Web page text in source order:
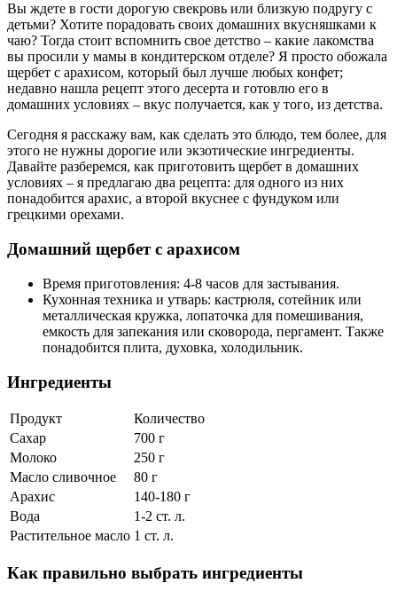
Вы ждете в гости дорогую свекровь или близкую подругу с
детьми? Хотите порадовать своих домашних вкусняшками к
чаю? Тогда стоит вспомнить свое детство – какие лакомства
вы просили у мамы в кондитерском отделе? Я просто обожала
щербет с арахисом, который был лучше любых конфет;
недавно нашла рецепт этого десерта и готовлю его в
домашних условиях – вкус получается, как у того, из детства.
Сегодня я расскажу вам, как сделать это блюдо, тем более, для
этого не нужны дорогие или экзотические ингредиенты.
Давайте разберемся, как приготовить щербет в домашних
условиях – я предлагаю два рецепта: для одного из них
понадобится арахис, а второй вкуснее с фундуком или
грецкими орехами.
Домашний щербет с арахисом
Время приготовления: 4-8 часов для застывания.
Кухонная техника и утварь: кастрюля, сотейник или
металлическая кружка, лопаточка для помешивания,
емкость для запекания или сковорода, пергамент. Также
понадобится плита, духовка, холодильник.
Ингредиенты
Продукт
Количество
Сахар
700 г
Молоко
250 г
Масло сливочное
80 г
Арахис
140-180 г
Вода
1-2 ст. л.
Растительное масло 1 ст. л.
Как правильно выбрать ингредиенты